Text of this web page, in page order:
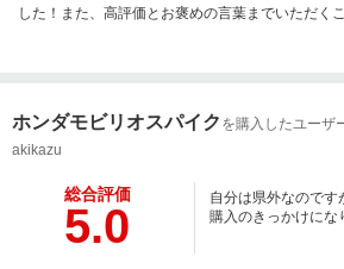
した！また、高評価とお褒めの言葉までいただく
ホンダモビリオスパイク を購入したユーザ
akikazu
総合評価
5.0
自分は県外なので
購入のきっかけにな